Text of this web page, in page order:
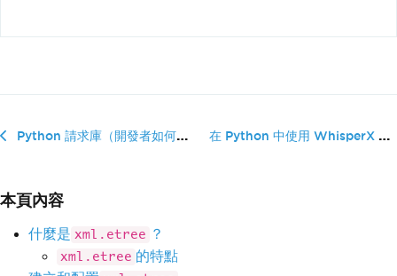
Python 請求庫（開發者如何工作） 在 Python 中使用 WhisperX 進�...
本頁內容
什麼是 xml.etree ？
xml.etree 的特點